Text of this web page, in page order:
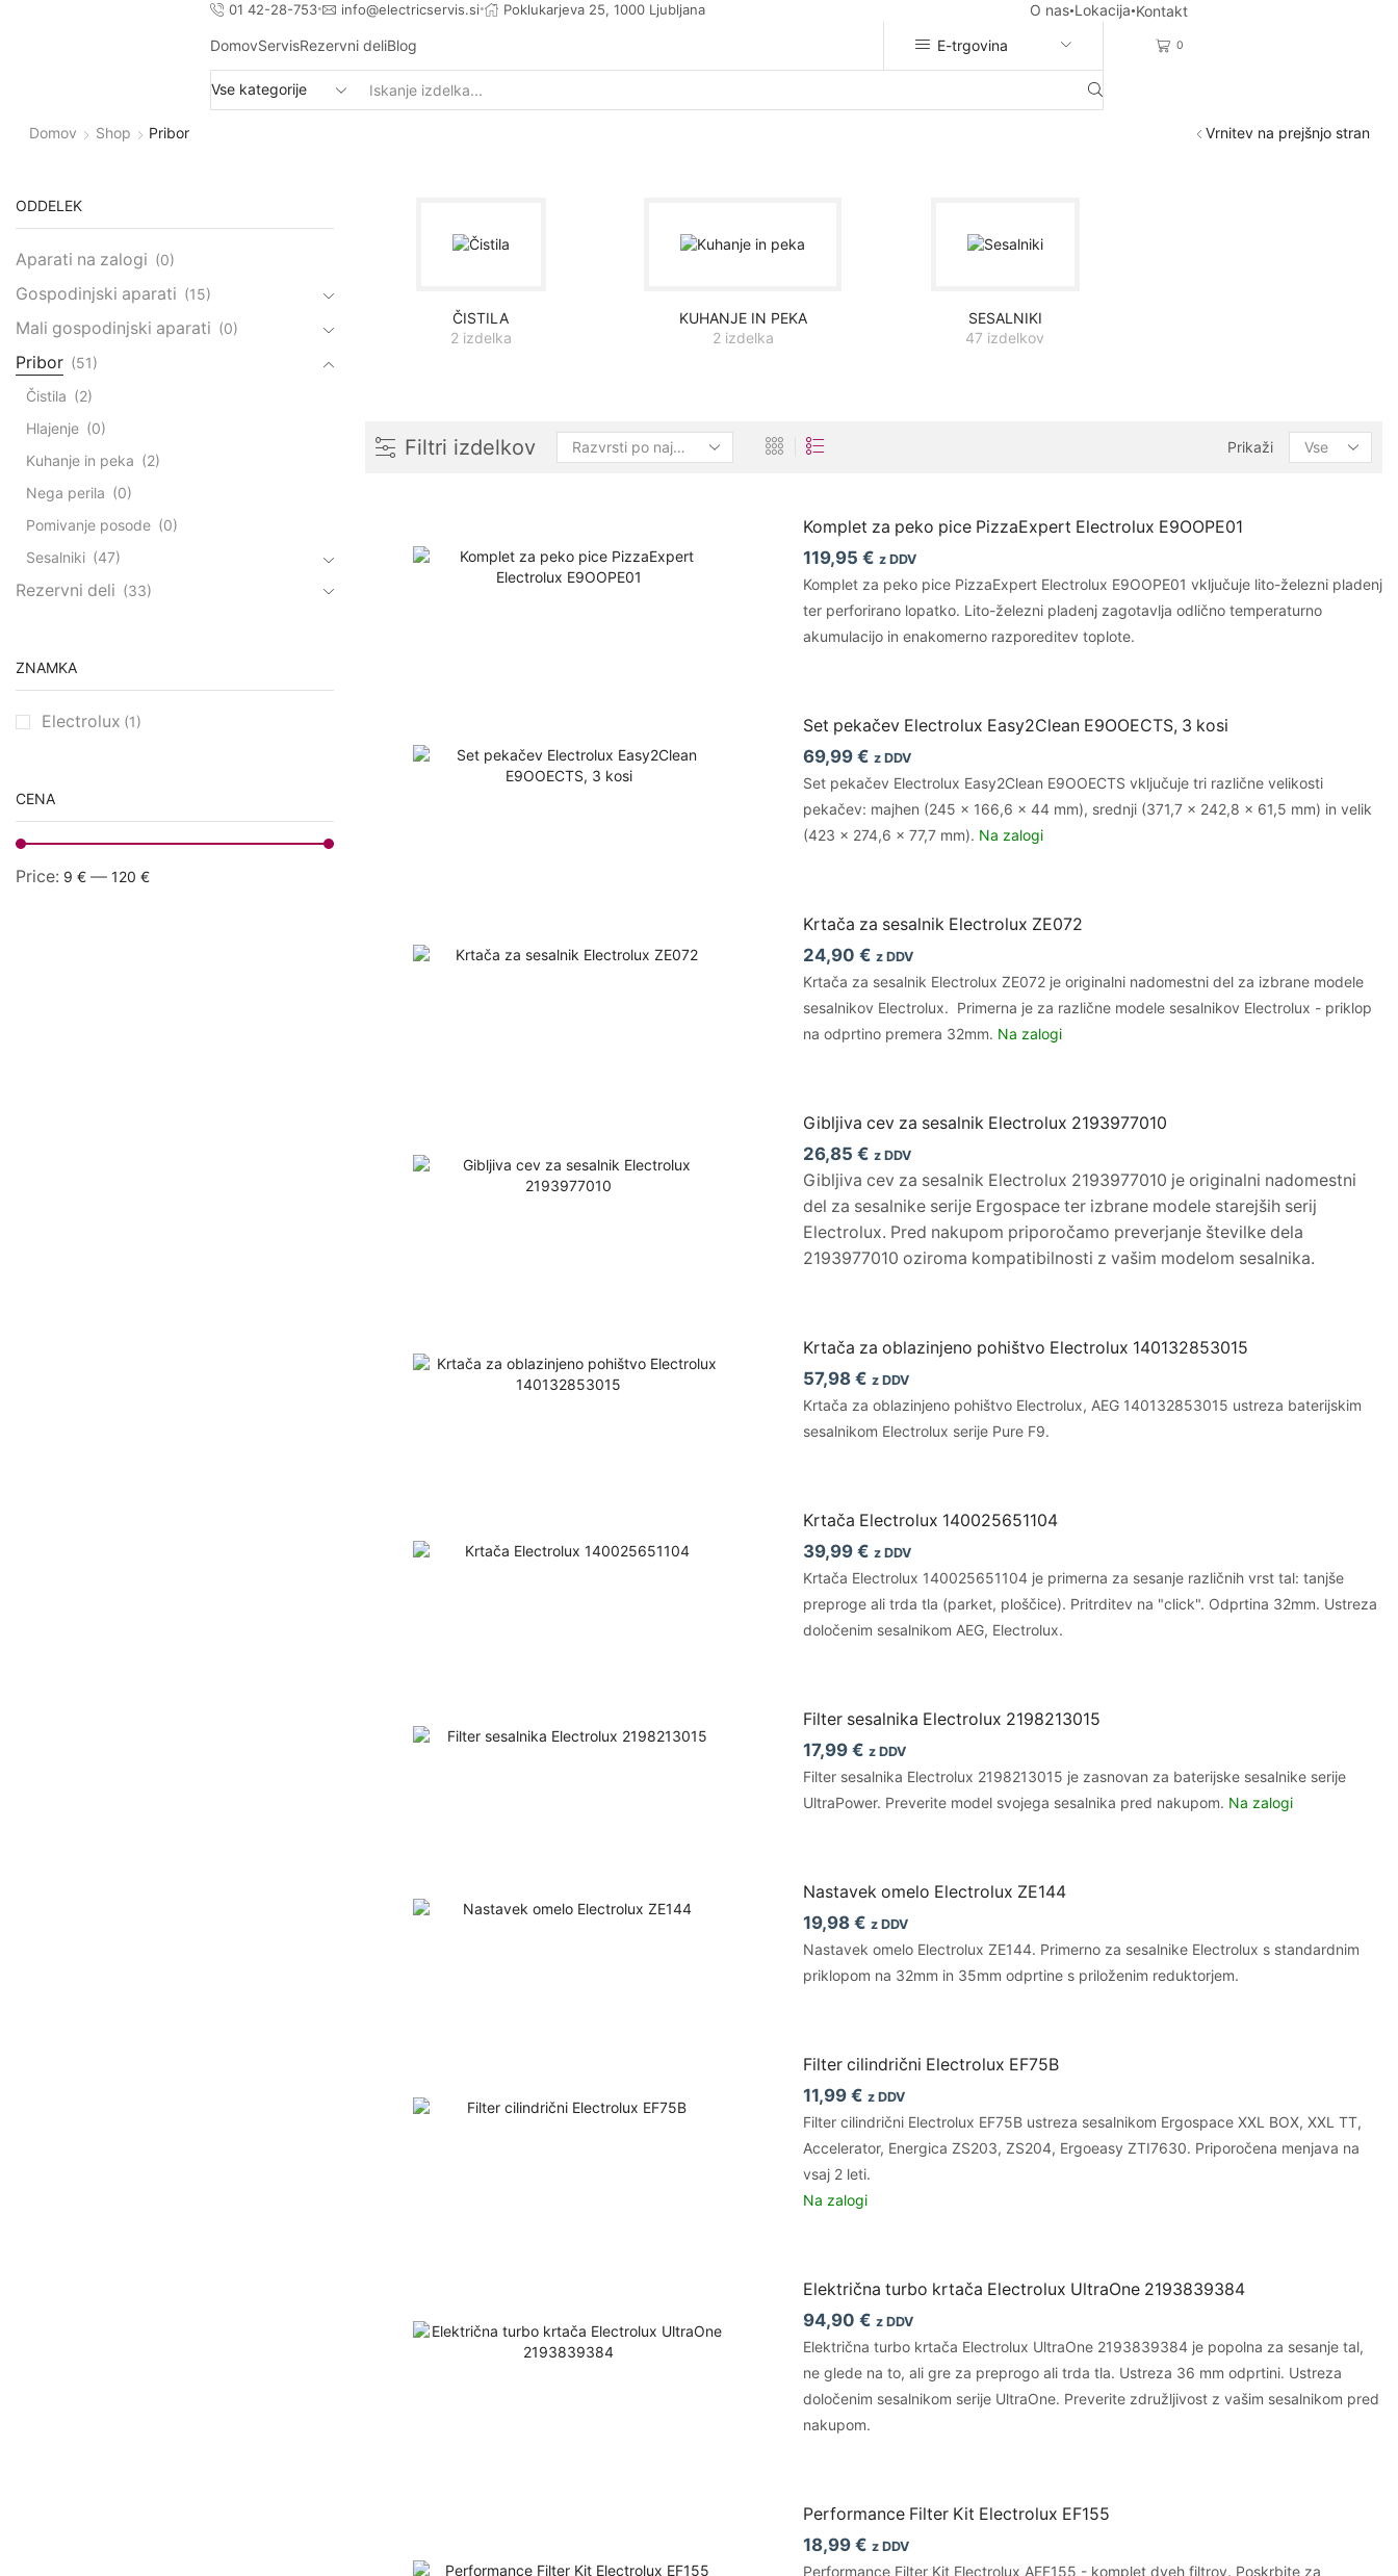
01 42-28-753 info@electricservis.si Poklukarjeva 25, 1000 Ljubljana O nas Lokacija Kontakt
DomovServisRezervni deliBlog E-trgovina 0
Domov Shop Pribor Vrnitev na prejšnjo stran
ČISTILA
2 izdelka
KUHANJE IN PEKA
2 izdelka
SESALNIKI
47 izdelkov
Filtri izdelkov Prikaži
Products
per
Komplet za peko pice PizzaExpert Electrolux E9OOPE01
119,95 € z DDV
Komplet za peko pice PizzaExpert Electrolux E9OOPE01 vključuje lito-železni pladenj
ter perforirano lopatko. Lito-železni pladenj zagotavlja odlično temperaturno
akumulacijo in enakomerno razporeditev toplote.
Set pekačev Electrolux Easy2Clean E9OOECTS, 3 kosi
69,99 € z DDV
Set pekačev Electrolux Easy2Clean E9OOECTS vključuje tri različne velikosti
pekačev: majhen (245 x 166,6 x 44 mm), srednji (371,7 x 242,8 x 61,5 mm) in velik
(423 x 274,6 x 77,7 mm). Na zalogi
Krtača za sesalnik Electrolux ZE072
24,90 € z DDV
Krtača za sesalnik Electrolux ZE072 je originalni nadomestni del za izbrane modele
sesalnikov Electrolux. Primerna je za različne modele sesalnikov Electrolux - priklop
na odprtino premera 32mm. Na zalogi
Gibljiva cev za sesalnik Electrolux 2193977010
26,85 € z DDV
Gibljiva cev za sesalnik Electrolux 2193977010 je originalni nadomestni
del za sesalnike serije Ergospace ter izbrane modele starejših serij
Electrolux. Pred nakupom priporočamo preverjanje številke dela
2193977010 oziroma kompatibilnosti z vašim modelom sesalnika.
Krtača za oblazinjeno pohištvo Electrolux 140132853015
57,98 € z DDV
Krtača za oblazinjeno pohištvo Electrolux, AEG 140132853015 ustreza baterijskim
sesalnikom Electrolux serije Pure F9.
Krtača Electrolux 140025651104
39,99 € z DDV
Krtača Electrolux 140025651104 je primerna za sesanje različnih vrst tal: tanjše
preproge ali trda tla (parket, ploščice). Pritrditev na "click". Odprtina 32mm. Ustreza
določenim sesalnikom AEG, Electrolux.
Filter sesalnika Electrolux 2198213015
17,99 € z DDV
Filter sesalnika Electrolux 2198213015 je zasnovan za baterijske sesalnike serije
UltraPower. Preverite model svojega sesalnika pred nakupom. Na zalogi
Nastavek omelo Electrolux ZE144
19,98 € z DDV
Nastavek omelo Electrolux ZE144. Primerno za sesalnike Electrolux s standardnim
priklopom na 32mm in 35mm odprtine s priloženim reduktorjem.
Filter cilindrični Electrolux EF75B
11,99 € z DDV
Filter cilindrični Electrolux EF75B ustreza sesalnikom Ergospace XXL BOX, XXL TT,
Accelerator, Energica ZS203, ZS204, Ergoeasy ZTI7630. Priporočena menjava na
vsaj 2 leti.
Na zalogi
Električna turbo krtača Electrolux UltraOne 2193839384
94,90 € z DDV
Električna turbo krtača Electrolux UltraOne 2193839384 je popolna za sesanje tal,
ne glede na to, ali gre za preprogo ali trda tla. Ustreza 36 mm odprtini. Ustreza
določenim sesalnikom serije UltraOne. Preverite združljivost z vašim sesalnikom pred
nakupom.
Performance Filter Kit Electrolux EF155
18,99 € z DDV
Performance Filter Kit Electrolux AEF155 - komplet dveh filtrov. Poskrbite za
ODDELEK
Aparati na zalogi (0)
Gospodinjski aparati (15)
Mali gospodinjski aparati (0)
Pribor (51)
Čistila (2)
Hlajenje (0)
Kuhanje in peka (2)
Nega perila (0)
Pomivanje posode (0)
Sesalniki (47)
Rezervni deli (33)
ZNAMKA
Electrolux (1)
CENA
Price: 9 € — 120 €